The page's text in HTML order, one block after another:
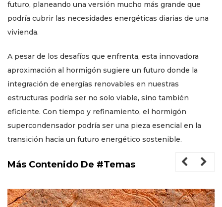
futuro, planeando una versión mucho más grande que
podría cubrir las necesidades energéticas diarias de una
vivienda.
A pesar de los desafíos que enfrenta, esta innovadora
aproximación al hormigón sugiere un futuro donde la
integración de energías renovables en nuestras
estructuras podría ser no solo viable, sino también
eficiente. Con tiempo y refinamiento, el hormigón
supercondensador podría ser una pieza esencial en la
transición hacia un futuro energético sostenible.
Más Contenido De #Temas